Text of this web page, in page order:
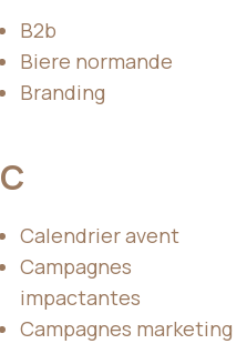
B2b
Biere normande
Branding
C
Calendrier avent
Campagnes
impactantes
Campagnes marketing